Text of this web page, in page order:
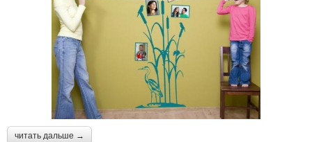
читать дальше →